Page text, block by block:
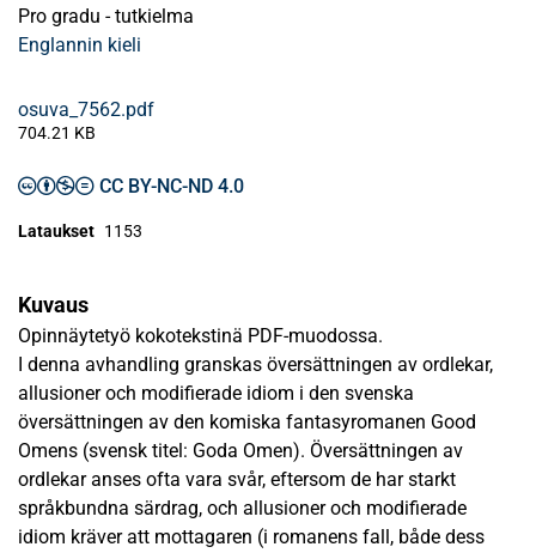
Pro gradu - tutkielma
Englannin kieli
osuva_7562.pdf
704.21 KB
CC BY-NC-ND 4.0
Lataukset 1153
Kuvaus
Opinnäytetyö kokotekstinä PDF-muodossa.
I denna avhandling granskas översättningen av ordlekar,
allusioner och modifierade idiom i den svenska
översättningen av den komiska fantasyromanen Good
Omens (svensk titel: Goda Omen). Översättningen av
ordlekar anses ofta vara svår, eftersom de har starkt
språkbundna särdrag, och allusioner och modifierade
idiom kräver att mottagaren (i romanens fall, både dess